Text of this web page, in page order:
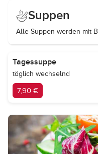
Suppen
Alle Suppen werden mit
Tagessuppe
täglich wechselnd
7,90 €